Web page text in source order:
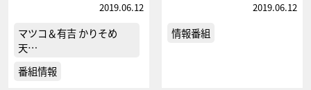
2019.06.12
マツコ＆有吉 かりそめ
天…
番組情報
2019.06.12
情報番組